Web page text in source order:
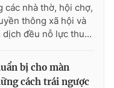
các nhà thờ, hội chợ,
thông xã hội và
đều nỗ lực thu...
bị cho màn
cách trái ngược